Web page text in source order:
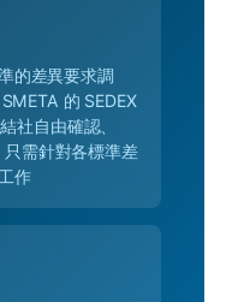
的差異要求調
的 SEDEX
社自由確認、
需針對各標準差
作